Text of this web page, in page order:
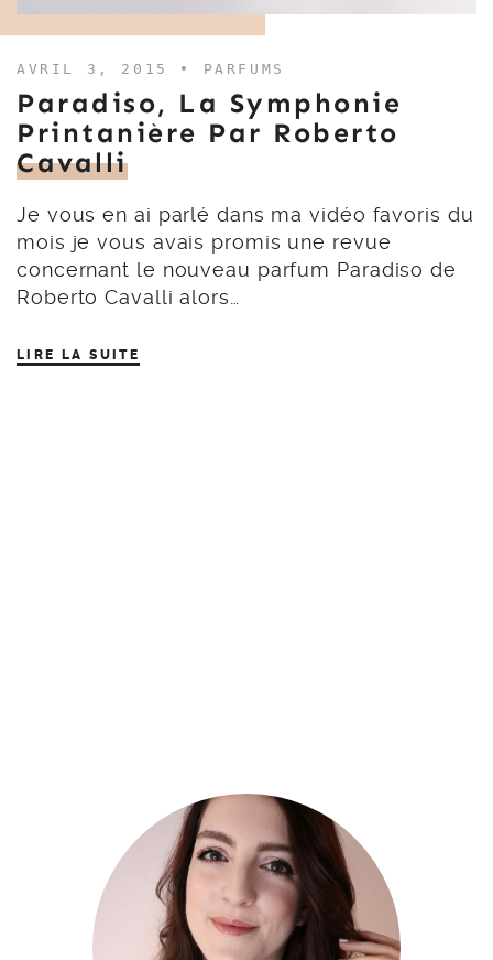
AVRIL 3, 2015 • PARFUMS
Paradiso, La Symphonie
Printanière Par Roberto
Cavalli
Je vous en ai parlé dans ma vidéo favoris du
mois je vous avais promis une revue
concernant le nouveau parfum Paradiso de
Roberto Cavalli alors…
LIRE LA SUITE